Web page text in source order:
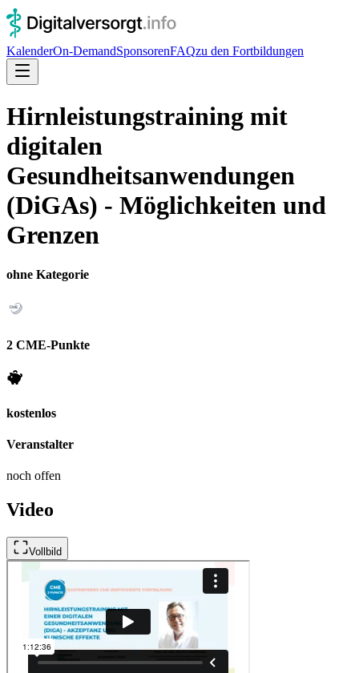
KalenderOn-DemandSponsorenFAQzu den Fortbildungen
Hirnleistungstraining mit
digitalen
Gesundheitsanwendungen
(DiGAs) - Möglichkeiten und
Grenzen
ohne Kategorie
2 CME-Punkte
kostenlos
Veranstalter
noch offen
Video
Vollbild